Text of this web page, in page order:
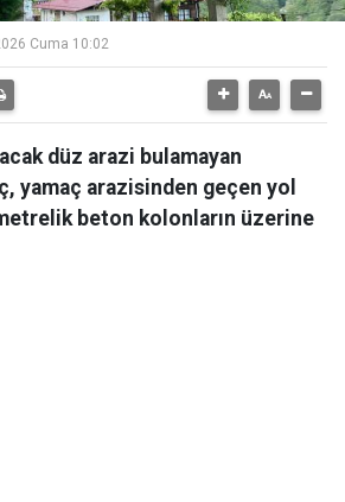
Cuma 10:02
düz arazi bulamayan
yamaç arazisinden geçen yol
beton kolonların üzerine